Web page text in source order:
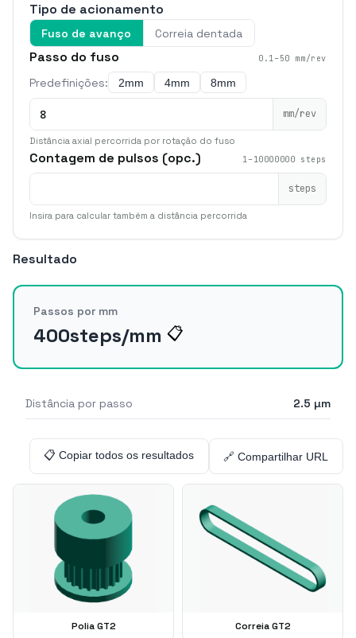
Resultado
Passos por mm
400steps/mm 📋
Distância por passo 2.5 µm
📋 Copiar todos os resultados 🔗 Compartilhar URL
Tipo de acionamento
Fuso de avanço Correia dentada
Passo do fuso 0.1–50 mm/rev
Predefinições: 2mm 4mm 8mm
mm/rev
Distância axial percorrida por rotação do fuso
Contagem de pulsos (opc.) 1–10000000 steps
steps
Insira para calcular também a distância percorrida
Polia GT2 Correia GT2